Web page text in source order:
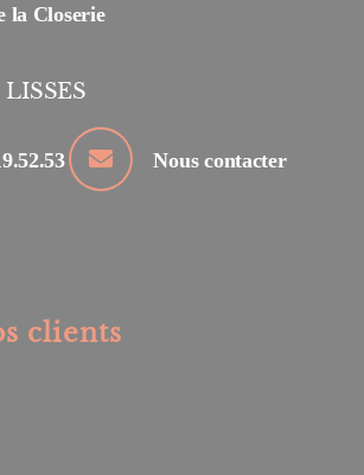
la Closerie
LISSES
Nous contacter
clients